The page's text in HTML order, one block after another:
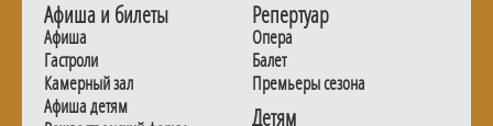
Афиша и билеты
Афиша
Гастроли
Камерный зал
Афиша детям
Репертуар
Опера
Балет
Премьеры сезона
Детям